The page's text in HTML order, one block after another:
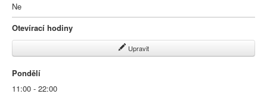
Ne
Otevírací hodiny
Upravit
Pondělí
11:00 - 22:00